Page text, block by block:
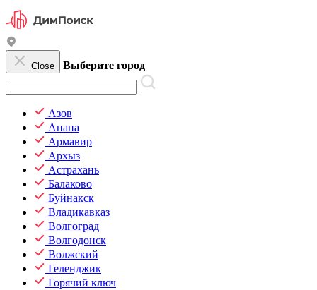
Close Выберите город
Азов
Анапа
Армавир
Архыз
Астрахань
Балаково
Буйнакск
Владикавказ
Волгоград
Волгодонск
Волжский
Геленджик
Горячий ключ